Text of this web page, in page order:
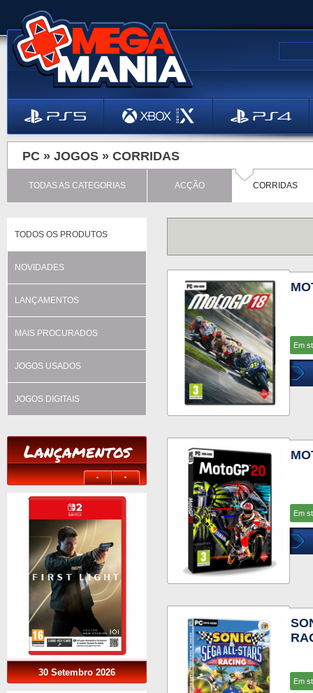
PC » JOGOS » CORRIDAS
TODAS AS CATEGORIAS ACÇÃO CORRIDAS
TODOS OS PRODUTOS
NOVIDADES
LANÇAMENTOS
MAIS PROCURADOS
JOGOS USADOS
JOGOS DIGITAIS
Lançamentos
30 Setembro 2026
Em
Em
Em